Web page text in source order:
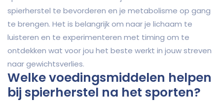
spierherstel te bevorderen en je metabolisme op gang
te brengen. Het is belangrijk om naar je lichaam te
luisteren en te experimenteren met timing om te
ontdekken wat voor jou het beste werkt in jouw streven
naar gewichtsverlies.
Welke voedingsmiddelen helpen
bij spierherstel na het sporten?